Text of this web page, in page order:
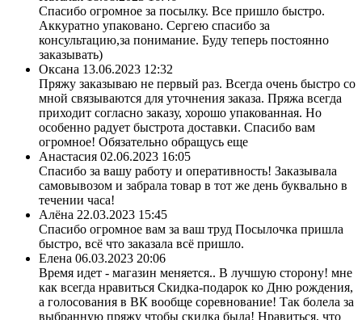
Спасибо огромное за посылку. Все пришло быстро.
Аккуратно упаковано. Сергею спасибо за
консультацию,за понимание. Буду теперь постоянно
заказывать)
Оксана 13.06.2023 12:32
Пряжу заказываю не первый раз. Всегда очень быстро со
мной связываются для уточнения заказа. Пряжа всегда
приходит согласно заказу, хорошо упакованная. Но
особенно радует быстрота доставки. Спасибо вам
огромное! Обязательно обращусь еще
Анастасия 02.06.2023 16:05
Спасибо за вашу работу и оперативность! Заказывала
самовывозом и забрала товар в тот же день буквально в
течении часа!
Алёна 22.03.2023 15:45
Спасибо огромное вам за ваш труд Посылочка пришла
быстро, всё что заказала всё пришло.
Елена 06.03.2023 20:06
Время идет - магазин меняется.. В лучшую сторону! мне
как всегда нравиться Скидка-подарок ко Дню рождения,
а голосования в ВК вообще соревнование! Так болела за
выбранную пряжу чтобы скидка была! Нравиться, что